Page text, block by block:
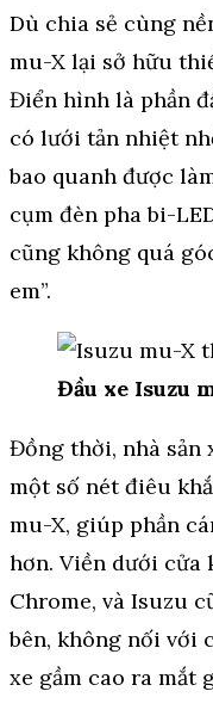
Dù chia sẻ cùng
mu-X lại sở hữu
Điển hình là phần
có lưới tản nhiệt
bao quanh được
cụm đèn pha bi-
cũng không quá
em”.
Đầu xe Isuzu
Đồng thời, nhà sản
một số nét điêu
mu-X, giúp phần
hơn. Viền dưới
Chrome, và Isuzu
bên, không nối với
xe gầm cao ra mắt